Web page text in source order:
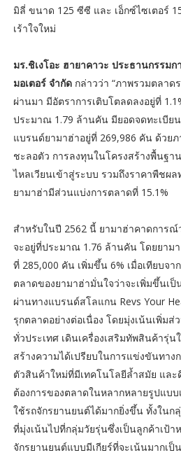
มิลี่ ขนาด 125 ซีซี และ เอ็กซ์ไซเตอร์
เร้าใจใหม่
มร.ชิเงโอะ ฮายาคาวะ ประธานกรรม
มอเตอร์ จำกัดกล่าวว่า “ภาพรวมตลาด
ผ่านมา มีอัตราการเติบโตลดลงอยู่ที่
ประมาณ 1.79 ล้านคัน มียอดจดทะเบีย
แบรนด์ยามาฮ่าอยู่ที่ 269,986 คัน ด้วยภ
ชะลอตัว การลงทุนในโครงสร้างพื้นฐา
ไหลเวียนเข้าสู่ระบบ รวมถึงราคาพืชผล
ยามาฮ่ามีส่วนแบ่งการตลาดที่ 15.1%
สำหรับในปี 2562 นี้ ยามาฮ่าคาดการ
จะอยู่ที่ประมาณ 1.76 ล้านคัน โดยยาม
ที่ 285,000 คัน เพิ่มขึ้น 6% เมื่อเทียบจ
ตลาดของยามาฮ่ามั่นใจว่าจะเพิ่มขึ้นเ
ผ่านทางแบรนด์สโลแกน Revs Your
รุกตลาดอย่างต่อเนื่อง โดยมุ่งเน้นเพิ่ม
ทั่วประเทศ เดินเครื่องเสริมทัพสินค้ารุ่น
สร้างความได้เปรียบในการแข่งขันทาง
ตัวสินค้าใหม่ที่มีเทคโนโลยีล้ำสมัย แล
ต้องการของตลาดในหลากหลายรูปแบ
ใช้รถจักรยานยนต์ได้มากยิ่งขึ้น ทั้งในก
ที่มุ่งเน้นไปที่กลุ่มวัยรุ่นซึ่งเป็นลูกค้าเป้
จักรยานยนต์แบบมีเกียร์ที่จะเน้นมากเป็